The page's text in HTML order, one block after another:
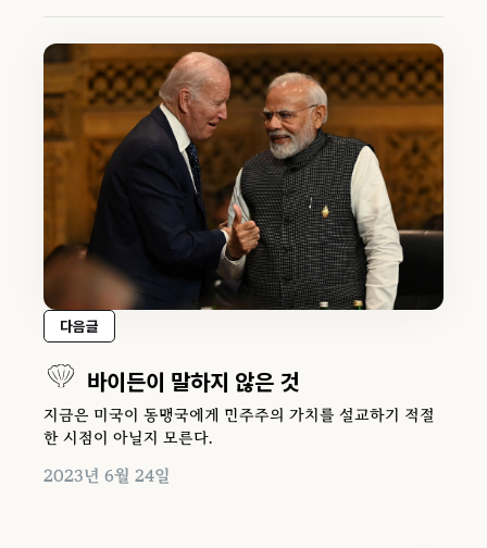
다음글
바이든이 말하지 않은 것
지금은 미국이 동맹국에게 민주주의 가치를 설교하기 적절
한 시점이 아닐지 모른다.
2023년 6월 24일